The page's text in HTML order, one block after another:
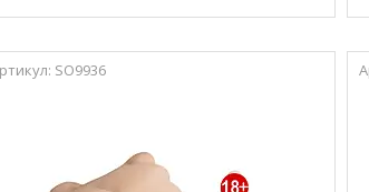
SO9936